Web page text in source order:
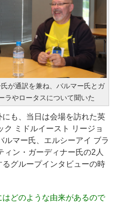
が通訳を兼ね、バルマー氏とガ
ラやロータスについて聞いた
も、当日は会場を訪れた英
ク ミドルイースト リージョ
ルマー氏、エルシーアイ ブラ
ィン・ガーディナー氏の2人
グループインタビューの時
どのような由来があるので